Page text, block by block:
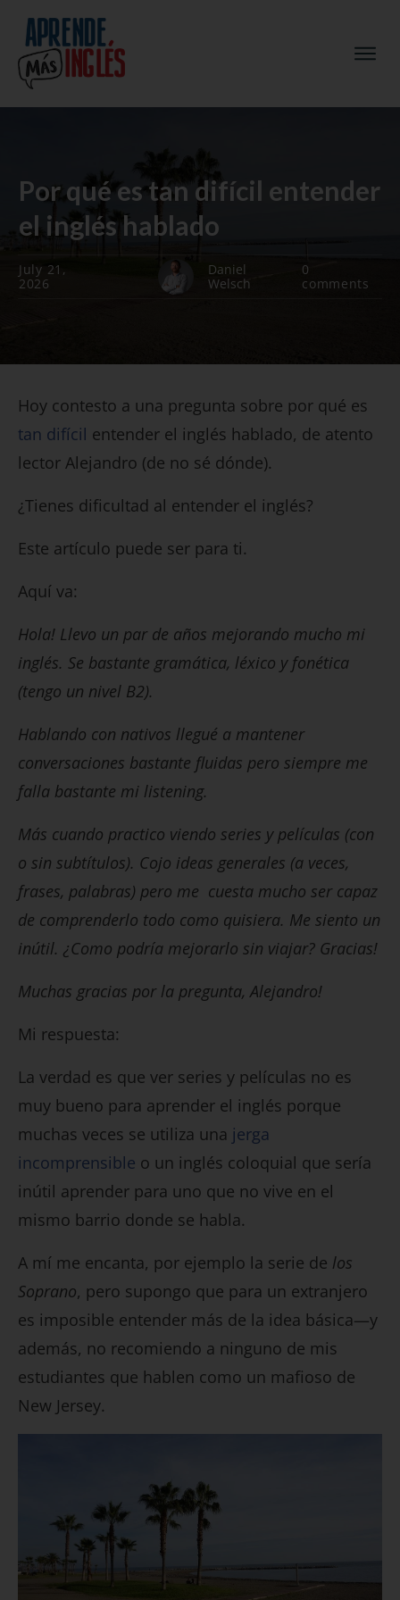
Por qué es tan difícil entender
el inglés hablado
July 21,
2026
Daniel
Welsch
0
comments
Hoy contesto a una pregunta sobre por qué es
tan difícil entender el inglés hablado, de atento
lector Alejandro (de no sé dónde).
¿Tienes dificultad al entender el inglés?
Este artículo puede ser para ti.
Aquí va:
Hola! Llevo un par de años mejorando mucho mi
inglés. Se bastante gramática, léxico y fonética
(tengo un nivel B2).
Hablando con nativos llegué a mantener
conversaciones bastante fluidas pero siempre me
falla bastante mi listening.
Más cuando practico viendo series y películas (con
o sin subtítulos). Cojo ideas generales (a veces,
frases, palabras) pero me cuesta mucho ser capaz
de comprenderlo todo como quisiera. Me siento un
inútil. ¿Como podría mejorarlo sin viajar? Gracias!
Muchas gracias por la pregunta, Alejandro!
Mi respuesta:
La verdad es que ver series y películas no es
muy bueno para aprender el inglés porque
muchas veces se utiliza una jerga
incomprensible o un inglés coloquial que sería
inútil aprender para uno que no vive en el
mismo barrio donde se habla.
A mí me encanta, por ejemplo la serie de los
Soprano, pero supongo que para un extranjero
es imposible entender más de la idea básica—y
además, no recomiendo a ninguno de mis
estudiantes que hablen como un mafioso de
New Jersey.